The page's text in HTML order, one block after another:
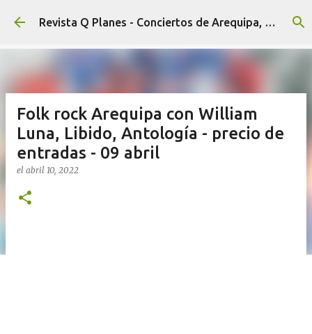
Ir al contenido principal Revista Q Planes - Conciertos de Arequipa, fiestas, eventos y Cultura
Folk rock Arequipa con William
Luna, Libido, Antología - precio de
entradas - 09 abril
el abril 10, 2022